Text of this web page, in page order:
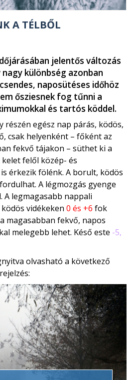
A TÉLBŐL
jelentős változás
különbség azonban
naposütéses időhöz
ősziesnek fog tűnni a
és tartós köddel.
részén egész nap párás, ködös,
csak helyenként – főként az
fekvő tájakon – süthet ki a
felől közép- és
érkezik fölénk. A borult, ködös
A légmozgás gyenge
A legmagasabb nappali
vidékeken 0 és +6 fok
magasabban fekvő, napos
melegebb lehet. Késő este -5,
olvasható a következő